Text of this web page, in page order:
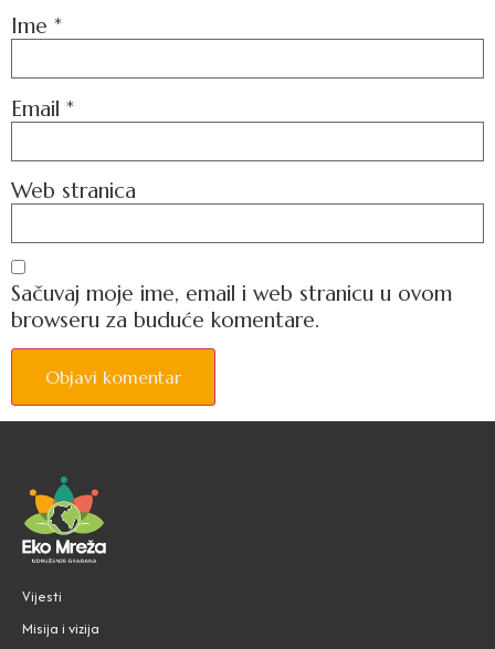
Ime *
Email *
Web stranica
Sačuvaj moje ime, email i web stranicu u ovom
browseru za buduće komentare.
Vijesti
Misija i vizija